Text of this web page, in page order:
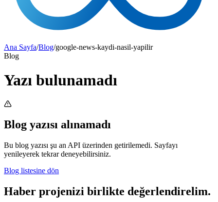
Ana Sayfa/Blog/google-news-kaydi-nasil-yapilir
Blog
Yazı bulunamadı
Blog yazısı alınamadı
Bu blog yazısı şu an API üzerinden getirilemedi. Sayfayı
yenileyerek tekrar deneyebilirsiniz.
Blog listesine dön
Haber projenizi birlikte değerlendirelim.